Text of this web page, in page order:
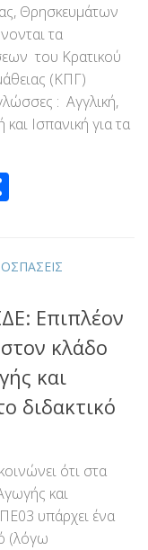
Θρησκευμάτων
τα
του Κρατικού
(ΚΠΓ)
: Αγγλική,
και Ισπανική για τα
Επιπλέον
κλάδο
και
διδακτικό
ότι στα
και
υπάρχει ένα
(λόγω